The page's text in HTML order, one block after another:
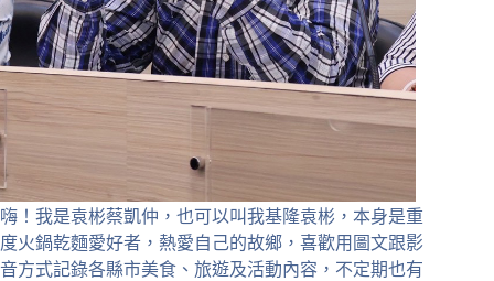
嗨！我是袁彬蔡凱仲，也可以叫我基隆袁彬，本身是重
度火鍋乾麵愛好者，熱愛自己的故鄉，喜歡用圖文跟影
音方式記錄各縣市美食、旅遊及活動內容，不定期也有